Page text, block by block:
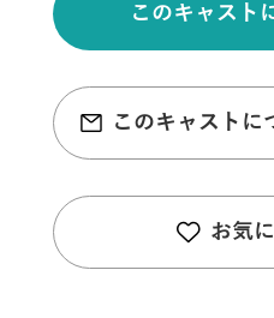
このキャスト
このキャストに
お気